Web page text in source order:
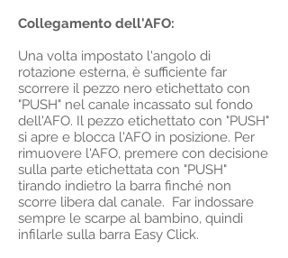
Collegamento dell'AFO:
Una volta impostato l'angolo di
rotazione esterna, è sufficiente far
scorrere il pezzo nero etichettato con
"PUSH" nel canale incassato sul fondo
dell'AFO. Il pezzo etichettato con "PUSH"
si apre e blocca l'AFO in posizione. Per
rimuovere l'AFO, premere con decisione
sulla parte etichettata con "PUSH"
tirando indietro la barra finché non
scorre libera dal canale. Far indossare
sempre le scarpe al bambino, quindi
infilarle sulla barra Easy Click.